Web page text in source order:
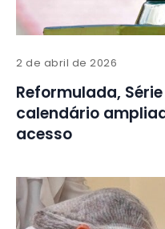
2 de abril de 2026
Reformulada,
calendário
acesso